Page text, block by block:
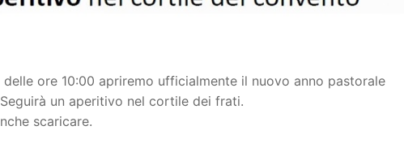
ore 10:00 apriremo ufficialmente il nuovo anno pastorale
un aperitivo nel cortile dei frati.
scaricare.